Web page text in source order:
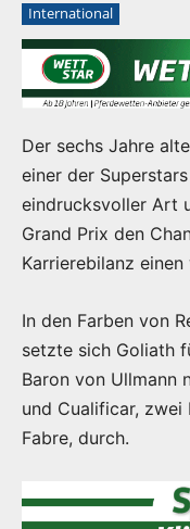
International
Der sechs Jahre
einer der
eindrucksvoller Art
Grand Prix den
Karrierebilanz
In den Farben von
setzte sich Goliath
Baron von Ullmann
und Cualificar,
Fabre, durch.